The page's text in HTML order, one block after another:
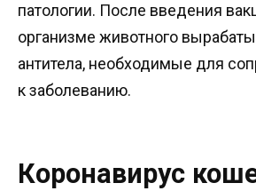
патологии. После введения
организме животного
антитела, необходимые для
к заболеванию.
Коронавирус